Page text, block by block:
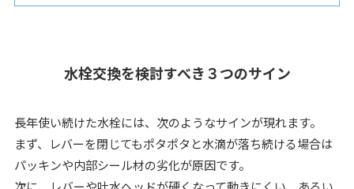
水栓交換を検討すべき３つのサイン
長年使い続けた水栓には、次のようなサインが現れます。
まず、レバーを閉じてもポタポタと水滴が落ち続ける場合は
パッキンや内部シール材の劣化が原因です。